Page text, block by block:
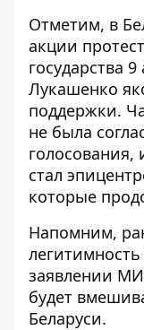
Отметим, в
акции
государства
Лукашенко
поддержки.
не была
стал
которые
Напомним,
заявлении
будет
Беларуси.